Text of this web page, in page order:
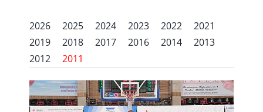
2026 2025 2024 2023 2022
2021
2019
2018 2017 2016 2014
2013
2012
2011